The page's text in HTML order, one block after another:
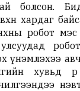
болсон.
хардаг
робот
үнэмлэхээ
хувьд